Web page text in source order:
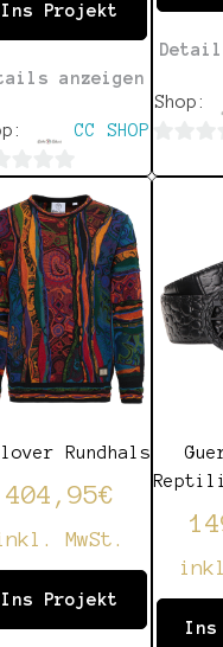
Ins Projekt
anzeigen
CC SHOP
Shop:
Rundhals
404,95€
MwSt.
Ins Projekt
Ins